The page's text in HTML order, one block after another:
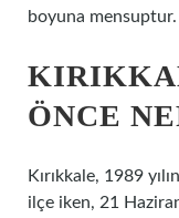
boyuna mensuptur.
ÖNCE
Kırıkkale, 1989
ilçe iken, 21